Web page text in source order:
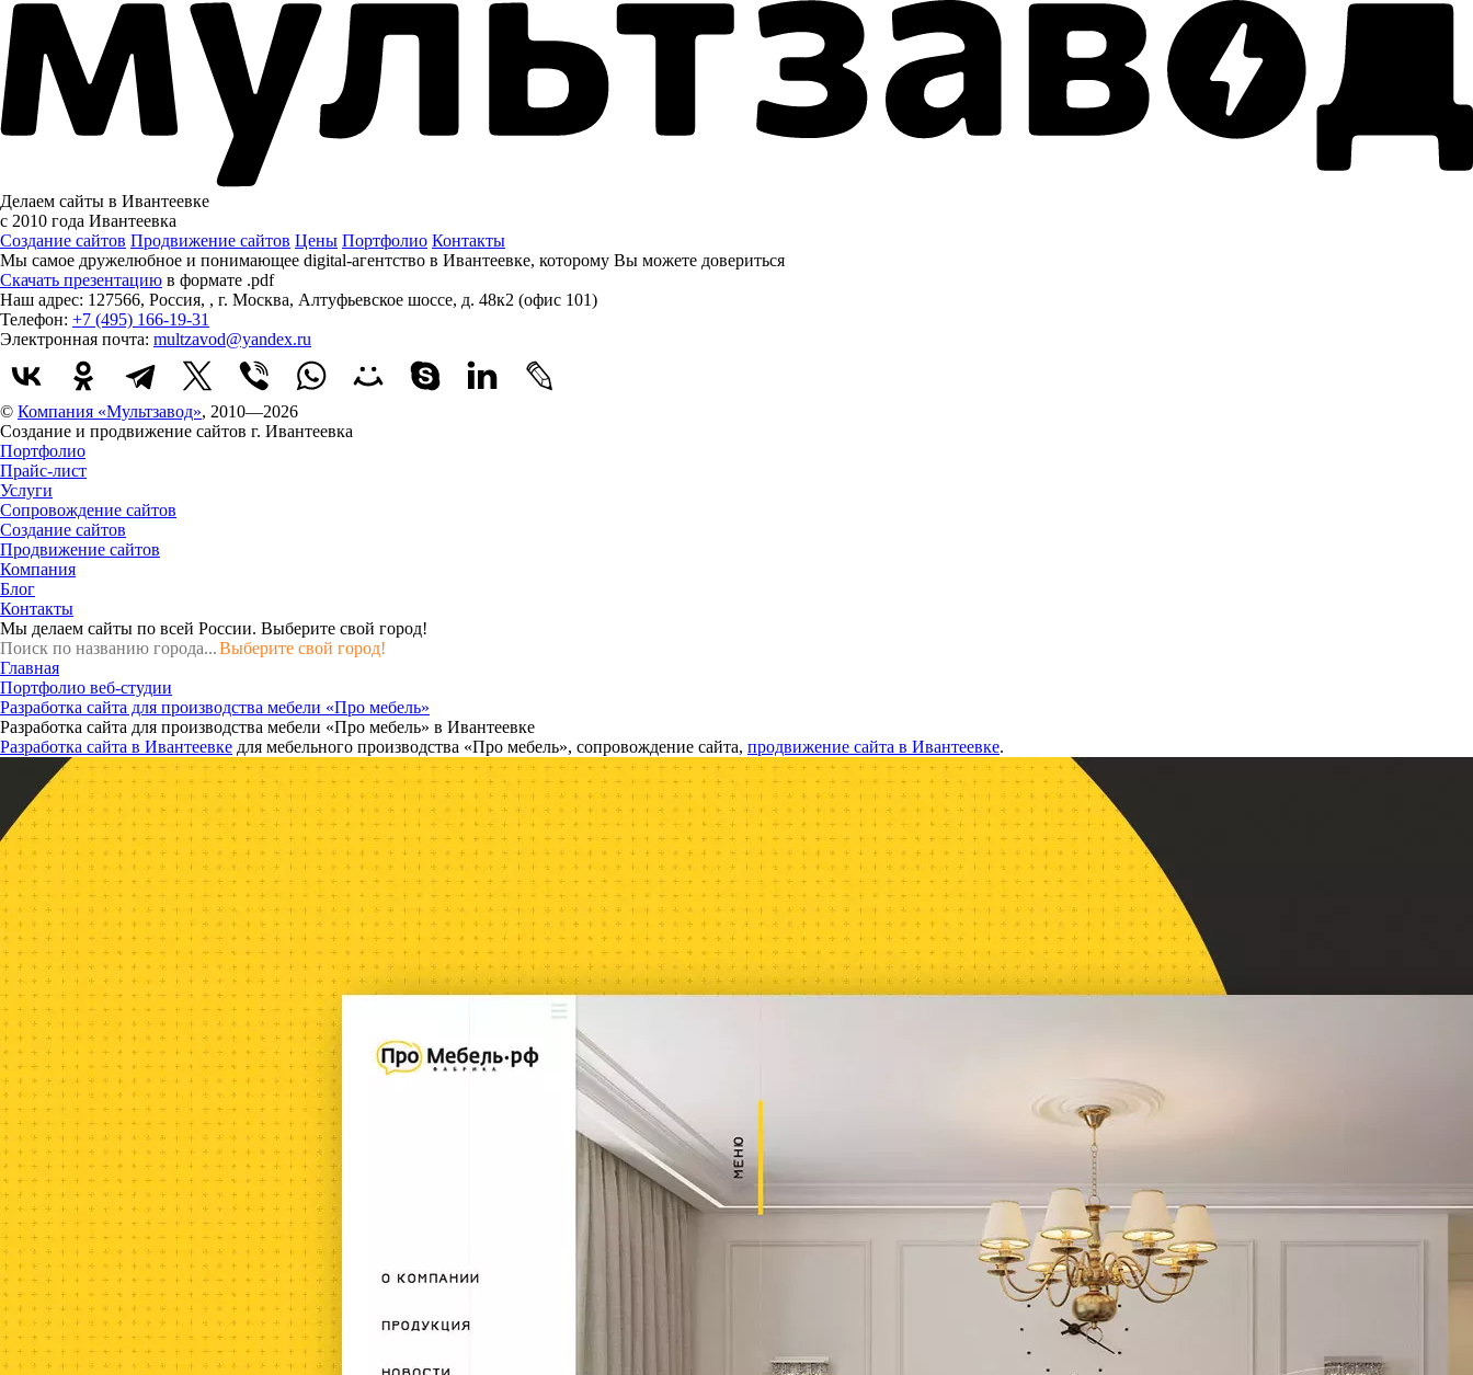
Делаем сайты в Ивантеевке
с 2010 года Ивантеевка
Создание сайтов Продвижение сайтов Цены Портфолио Контакты
Мы самое дружелюбное и понимающее digital-агентство в Ивантеевке, которому Вы можете довериться
Скачать презентацию в формате .pdf
Наш адрес: 127566, Россия, , г. Москва, Алтуфьевское шоссе, д. 48к2 (офис 101)
Телефон: +7 (495) 166-19-31
Электронная почта: multzavod@yandex.ru
© Компания «Мультзавод», 2010—2026
Создание и продвижение сайтов г. Ивантеевка
Портфолио
Прайс-лист
Услуги
Сопровождение сайтов
Создание сайтов
Продвижение сайтов
Компания
Блог
Контакты
Мы делаем сайты по всей России. Выберите свой город!
Выберите свой город!
Главная
Портфолио веб-студии
Разработка сайта для производства мебели «Про мебель»
Разработка сайта для производства мебели «Про мебель» в Ивантеевке
Разработка сайта в Ивантеевке для мебельного производства «Про мебель», сопровождение сайта, продвижение сайта в Ивантеевке.